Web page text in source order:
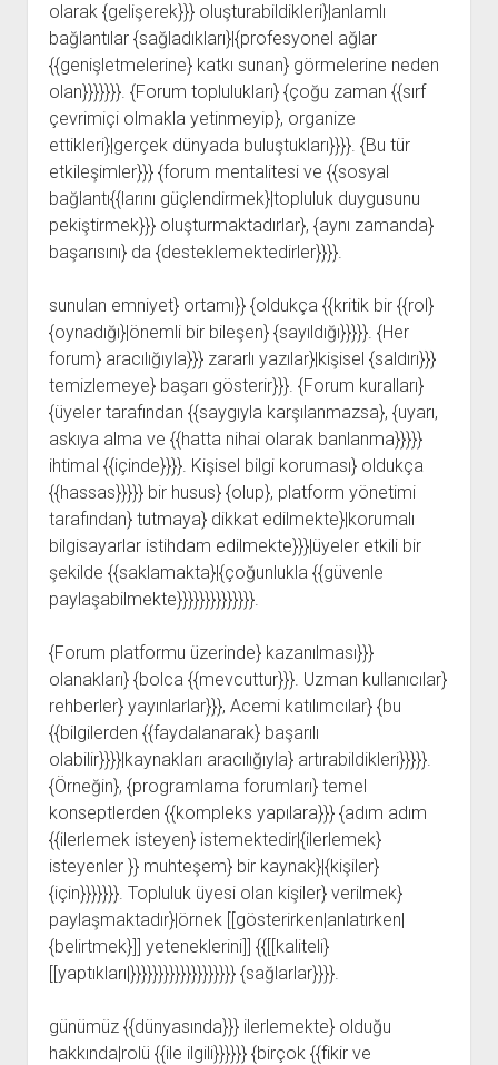
olarak {gelişerek}}} oluşturabildikleri}|anlamlı
bağlantılar {sağladıkları}|{profesyonel ağlar
{{genişletmelerine} katkı sunan} görmelerine neden
olan}}}}}}}. {Forum toplulukları} {çoğu zaman {{sırf
çevrimiçi olmakla yetinmeyip}, organize
ettikleri}|gerçek dünyada buluştukları}}}}. {Bu tür
etkileşimler}}} {forum mentalitesi ve {{sosyal
bağlantı{{larını güçlendirmek}|topluluk duygusunu
pekiştirmek}}} oluşturmaktadırlar}, {aynı zamanda}
başarısını} da {desteklemektedirler}}}}.
sunulan emniyet} ortamı}} {oldukça {{kritik bir {{rol}
{oynadığı}|önemli bir bileşen} {sayıldığı}}}}}. {Her
forum} aracılığıyla}}} zararlı yazılar}|kişisel {saldırı}}}
temizlemeye} başarı gösterir}}}. {Forum kuralları}
{üyeler tarafından {{saygıyla karşılanmazsa}, {uyarı,
askıya alma ve {{hatta nihai olarak banlanma}}}}}
ihtimal {{içinde}}}}. Kişisel bilgi koruması} oldukça
{{hassas}}}}} bir husus} {olup}, platform yönetimi
tarafından} tutmaya} dikkat edilmekte}|korumalı
bilgisayarlar istihdam edilmekte}}}|üyeler etkili bir
şekilde {{saklamakta}|{çoğunlukla {{güvenle
paylaşabilmekte}}}}}}}}}}}}}}.
{Forum platformu üzerinde} kazanılması}}}
olanakları} {bolca {{mevcuttur}}}. Uzman kullanıcılar}
rehberler} yayınlarlar}}}, Acemi katılımcılar} {bu
{{bilgilerden {{faydalanarak} başarılı
olabilir}}}}|kaynakları aracılığıyla} artırabildikleri}}}}}.
{Örneğin}, {programlama forumları} temel
konseptlerden {{kompleks yapılara}}} {adım adım
{{ilerlemek isteyen} istemektedir|{ilerlemek}
isteyenler }} muhteşem} bir kaynak}|{kişiler}
{için}}}}}}}. Topluluk üyesi olan kişiler} verilmek}
paylaşmaktadır}|örnek [[gösterirken|anlatırken|
{belirtmek}]] yeteneklerini]] {{[[kaliteli}
[[yaptıkları|}}}}}}}}}}}}}}}}}}} {sağlarlar}}}}.
günümüz {{dünyasında}}} ilerlemekte} olduğu
hakkında|rolü {{ile ilgili}}}}}} {birçok {{fikir ve